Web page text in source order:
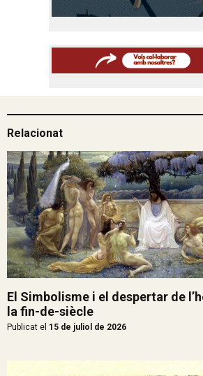
Relacionat
El Simbolisme i el despertar de
la fin-de-siècle
Publicat el 15 de juliol de 2026